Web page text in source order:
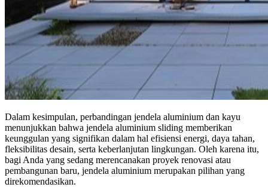
Dalam kesimpulan, perbandingan jendela aluminium dan kayu
menunjukkan bahwa jendela aluminium sliding memberikan
keunggulan yang signifikan dalam hal efisiensi energi, daya tahan,
fleksibilitas desain, serta keberlanjutan lingkungan. Oleh karena itu,
bagi Anda yang sedang merencanakan proyek renovasi atau
pembangunan baru, jendela aluminium merupakan pilihan yang
direkomendasikan.